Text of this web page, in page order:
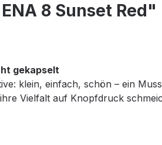
8 Sunset Red"
gekapselt
klein, einfach, schön – ein
Vielfalt auf Knopfdruck